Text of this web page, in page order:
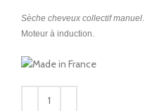
Sèche cheveux collectif manuel.
Moteur à induction.